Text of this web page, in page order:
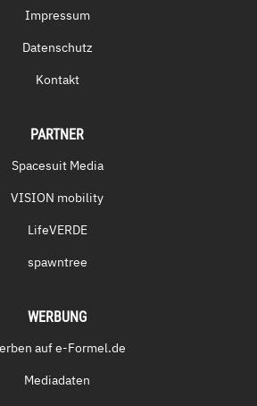
Impressum
Datenschutz
Kontakt
PARTNER
Spacesuit Media
VISION mobility
LifeVERDE
spawntree
WERBUNG
auf e-Formel.de
Mediadaten